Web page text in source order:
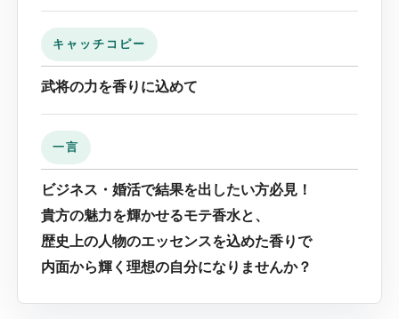
キャッチコピー
武将の力を香りに込めて
一言
ビジネス・婚活で結果を出したい方必見！
貴方の魅力を輝かせるモテ香水と、
歴史上の人物のエッセンスを込めた香りで
内面から輝く理想の自分になりませんか？